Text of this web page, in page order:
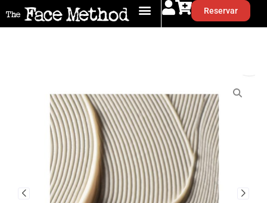
Reservar